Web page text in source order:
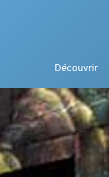
Découvrir